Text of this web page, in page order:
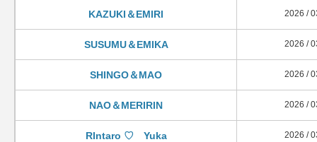
KAZUKI＆EMIRI 2026 /
SUSUMU＆EMIKA 2026 /
SHINGO＆MAO 2026 /
NAO＆MERIRIN 2026 /
RIntaro ♡ Yuka 2026 /